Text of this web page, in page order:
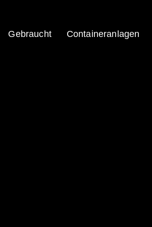
Gebraucht Containeranlagen